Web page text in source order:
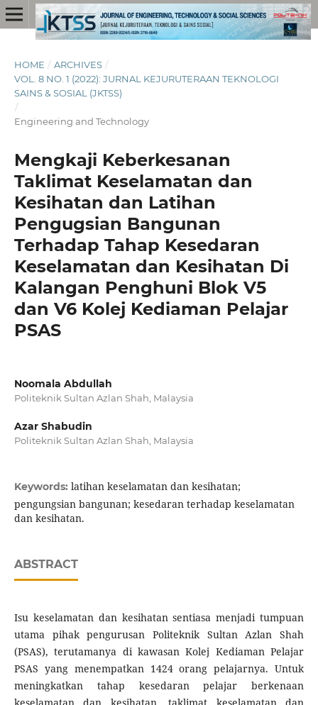
HOME / ARCHIVES /
VOL. 8 NO. 1 (2022): JURNAL KEJURUTERAAN TEKNOLOGI
SAINS & SOSIAL (JKTSS)
/
Engineering and Technology
Mengkaji Keberkesanan
Taklimat Keselamatan dan
Kesihatan dan Latihan
Pengugsian Bangunan
Terhadap Tahap Kesedaran
Keselamatan dan Kesihatan Di
Kalangan Penghuni Blok V5
dan V6 Kolej Kediaman Pelajar
PSAS
Noomala Abdullah
Politeknik Sultan Azlan Shah, Malaysia
Azar Shabudin
Politeknik Sultan Azlan Shah, Malaysia
Keywords: latihan keselamatan dan kesihatan;
pengungsian bangunan; kesedaran terhadap keselamatan
dan kesihatan.
ABSTRACT
Isu keselamatan dan kesihatan sentiasa menjadi tumpuan
utama pihak pengurusan Politeknik Sultan Azlan Shah
(PSAS), terutamanya di kawasan Kolej Kediaman Pelajar
PSAS yang menempatkan 1424 orang pelajarnya. Untuk
meningkatkan tahap kesedaran pelajar berkenaan